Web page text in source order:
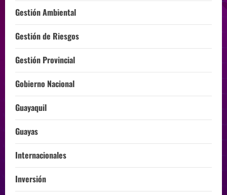
Gestión Ambiental
Gestión de Riesgos
Gestión Provincial
Gobierno Nacional
Guayaquil
Guayas
Internacionales
Inversión